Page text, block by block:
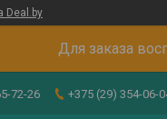
Deal.by
Для заказа
72-26 +375 (29) 354-06-